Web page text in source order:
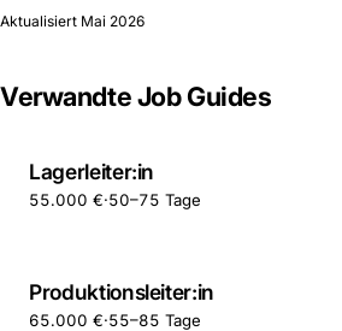
Aktualisiert Mai 2026
Verwandte Job Guides
Lagerleiter:in
55.000 €·50–75 Tage
Produktionsleiter:in
65.000 €·55–85 Tage